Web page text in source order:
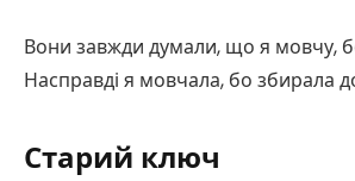
Вони завжди думали, що я мовчу,
Насправді я мовчала, бо збирала
Старий ключ